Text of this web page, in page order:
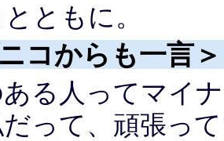
ともに。
コからも一言＞
る人ってマイ
だって、頑張っ